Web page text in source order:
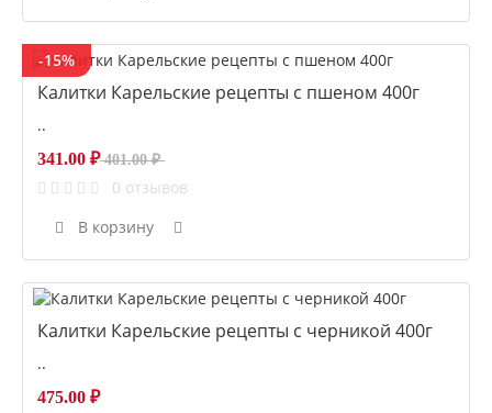
-15%
Калитки Карельские рецепты с пшеном 400г
..
401.00 ₽
341.00 ₽
0 отзывов
В корзину
Калитки Карельские рецепты с черникой 400г
..
475.00 ₽